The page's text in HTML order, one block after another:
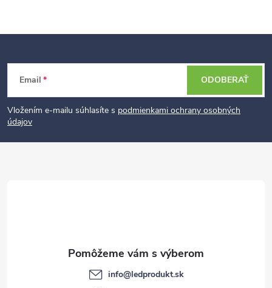
t
Email
Vložením e-mailu súhlasíte s podmienkami ochrany osobných
údajov
ODOBERAŤ
info@ledprodukt.sk